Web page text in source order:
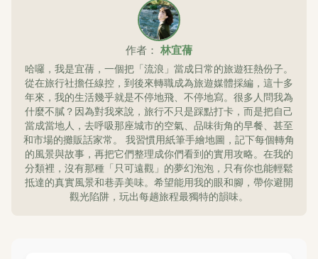
作者： 林宜蒨
哈囉，我是宜蒨，一個把「流浪」當成日常的旅遊狂熱份子。
從在旅行社擔任線控，到後來轉職成為旅遊媒體採編，這十多
年來，我的生活幾乎就是不停地飛、不停地寫。很多人問我為
什麼不膩？因為對我來說，旅行不只是踩點打卡，而是把自己
當成當地人，去呼吸那座城市的空氣、品味街角的早餐、甚至
和市場的攤販話家常。 我習慣用紙筆手繪地圖，記下每個轉角
的風景與故事，再把它們整理成你們看到的實用攻略。在我的
分類裡，沒有那種「只可遠觀」的夢幻泡泡，只有你也能輕鬆
抵達的真實風景和巷弄美味。希望能用我的眼和腳，帶你避開
觀光陷阱，玩出每趟旅程最獨特的韻味。